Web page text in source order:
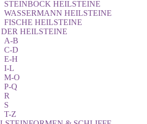
STEINBOCK HEILSTEINE
WASSERMANN HEILSTEINE
FISCHE HEILSTEINE
HEILSTEINE
A-B
C-D
E-H
I-L
M-O
P-Q
R
S
T-Z